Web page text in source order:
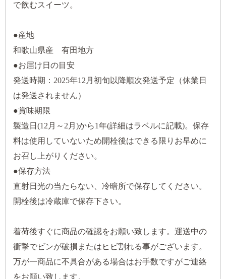
で飲むスイーツ。
●産地
和歌山県産 有田地方
●お届け日の目安
発送時期：2025年12月初旬以降順次発送予定（休業日
は発送されません）
●賞味期限
製造日(12月～2月)から1年(詳細はラベルに記載)。保存
料は使用していないため開栓後はできる限りお早めに
お召し上がりください。
●保存方法
直射日光の当たらない、冷暗所で保存してください。
開栓後は冷蔵庫で保存下さい。
着荷後すぐに商品の確認をお願い致します。運送中の
衝撃でビンが破損またはヒビ割れる事がございます。
万が一商品に不具合がある場合はお手数ですがご連絡
をお願い致します。